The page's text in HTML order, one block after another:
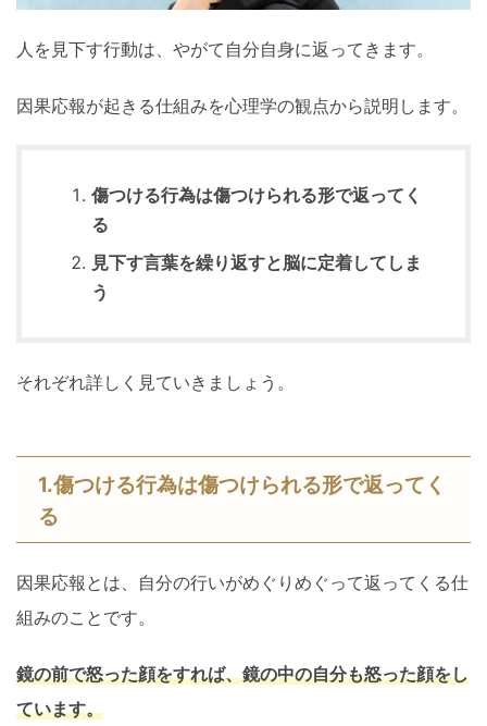
人を見下す行動は、やがて自分自身に返ってきます。
因果応報が起きる仕組みを心理学の観点から説明します。
傷つける行為は傷つけられる形で返ってく
る
見下す言葉を繰り返すと脳に定着してしま
う
それぞれ詳しく見ていきましょう。
1.傷つける行為は傷つけられる形で返ってく
る
因果応報とは、自分の行いがめぐりめぐって返ってくる仕
組みのことです。
鏡の前で怒った顔をすれば、鏡の中の自分も怒った顔をし
ています。